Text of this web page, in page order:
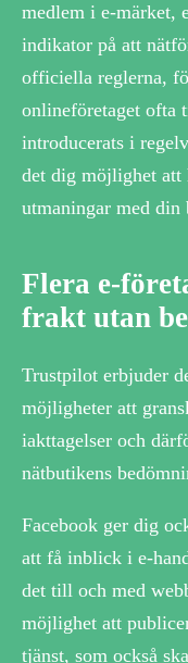
medlem i e-märket,
indikator på att
officiella reglerna,
onlineföretaget ofta
introducerats i
det dig möjlighet
utmaningar med din
Flera e-
frakt utan
Trustpilot erbjuder
möjligheter att
iakttagelser och
nätbutikens
Facebook ger dig
att få inblick i e-
det till och med
möjlighet att
tjänst, som också